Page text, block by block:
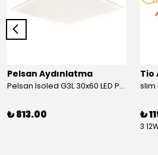
Pelsan Aydınlatma
Pelsan Isoled G3L 30x60 LED Panel 6500K
₺ 813.00
Tio
slim
₺
3